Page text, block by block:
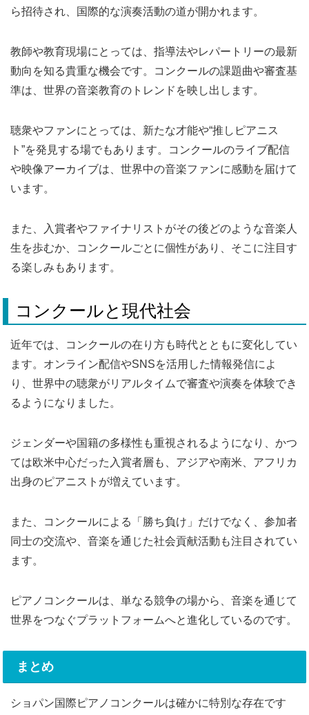
ら招待され、国際的な演奏活動の道が開かれます。
教師や教育現場にとっては、指導法やレパートリーの最新
動向を知る貴重な機会です。コンクールの課題曲や審査基
準は、世界の音楽教育のトレンドを映し出します。
聴衆やファンにとっては、新たな才能や“推しピアニス
ト”を発見する場でもあります。コンクールのライブ配信
や映像アーカイブは、世界中の音楽ファンに感動を届けて
います。
また、入賞者やファイナリストがその後どのような音楽人
生を歩むか、コンクールごとに個性があり、そこに注目す
る楽しみもあります。
コンクールと現代社会
近年では、コンクールの在り方も時代とともに変化してい
ます。オンライン配信やSNSを活用した情報発信によ
り、世界中の聴衆がリアルタイムで審査や演奏を体験でき
るようになりました。
ジェンダーや国籍の多様性も重視されるようになり、かつ
ては欧米中心だった入賞者層も、アジアや南米、アフリカ
出身のピアニストが増えています。
また、コンクールによる「勝ち負け」だけでなく、参加者
同士の交流や、音楽を通じた社会貢献活動も注目されてい
ます。
ピアノコンクールは、単なる競争の場から、音楽を通じて
世界をつなぐプラットフォームへと進化しているのです。
まとめ
ショパン国際ピアノコンクールは確かに特別な存在です